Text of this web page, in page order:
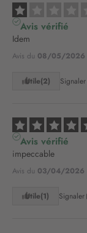
Avis vérifié
Idem
Avis du 08/05/2026
Utile(2) Signaler
Avis vérifié
impeccable
Avis du 03/04/2026
Utile(1) Signaler